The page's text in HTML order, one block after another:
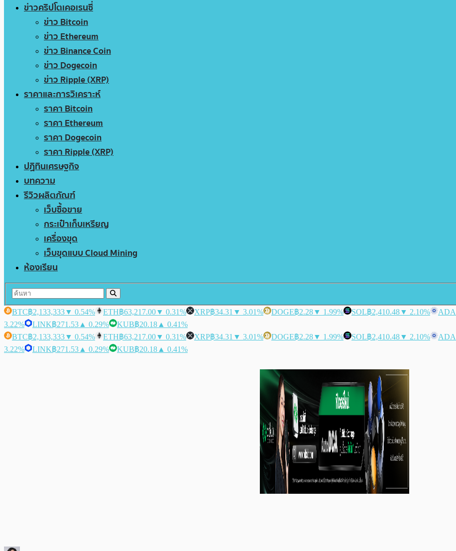
ข่าวคริปโตเคอเรนซี่
ข่าว Bitcoin
ข่าว Ethereum
ข่าว Binance Coin
ข่าว Dogecoin
ข่าว Ripple (XRP)
ราคาและการวิเคราะห์
ราคา Bitcoin
ราคา Ethereum
ราคา Dogecoin
ราคา Ripple (XRP)
ปฏิทินเศรษฐกิจ
บทความ
รีวิวผลิตภัณฑ์
เว็บซื้อขาย
กระเป๋าเก็บเหรียญ
เครื่องขุด
เว็บขุดแบบ Cloud Mining
ห้องเรียน
BTC฿2,133,333▼ 0.54% ETH฿63,217.00▼ 0.31% XRP฿34.31 ▼ 3.01% DOGE฿2.28▼ 1.99% SOL฿2,410.48▼ 2.10% ADA
3.22%
LINK฿271.53 ▲ 0.29% KUB฿20.18 ▲ 0.41%
BTC฿2,133,333▼ 0.54% ETH฿63,217.00▼ 0.31% XRP฿34.31 ▼ 3.01% DOGE฿2.28▼ 1.99% SOL฿2,410.48▼ 2.10% ADA
3.22%
LINK฿271.53 ▲ 0.29% KUB฿20.18 ▲ 0.41%